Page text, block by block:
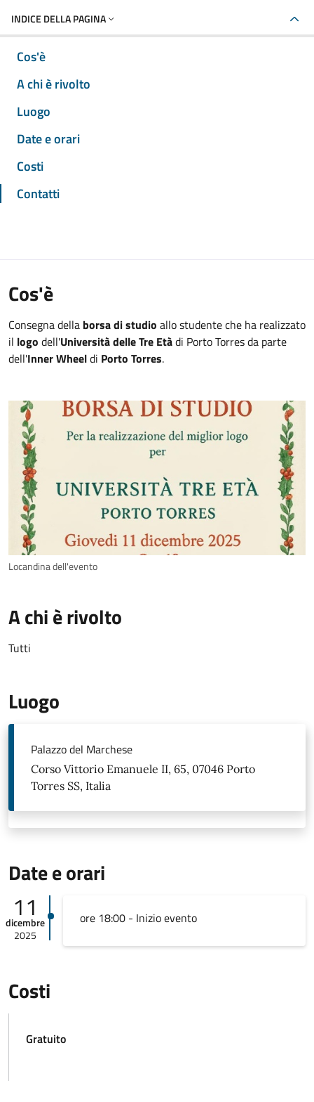
INDICE DELLA PAGINA
Cos'è
A chi è rivolto
Luogo
Date e orari
Costi
Contatti
Cos'è
Consegna della borsa di studio allo studente che ha realizzato
il logo dell'Università delle Tre Etàdi Porto Torres da parte
dell'Inner Wheeldi Porto Torres.
Locandina dell'evento
A chi è rivolto
Tutti
Luogo
Palazzo del Marchese
Corso Vittorio Emanuele II, 65, 07046 Porto
Torres SS, Italia
Date e orari
11
dicembre
2025
ore 18:00 - Inizio evento
Costi
Gratuito